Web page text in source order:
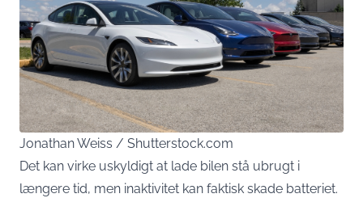
Jonathan Weiss / Shutterstock.com
Det kan virke uskyldigt at lade bilen stå ubrugt i
længere tid, men inaktivitet kan faktisk skade batteriet.